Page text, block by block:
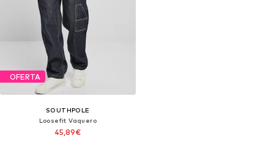
OFERTA
SOUTHPOLE
Loosefit Vaquero
45,89€